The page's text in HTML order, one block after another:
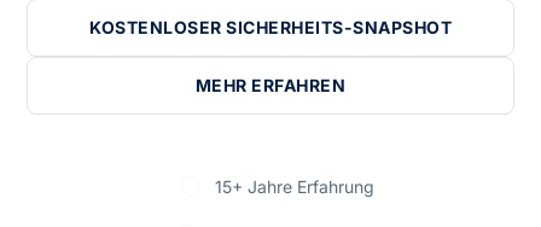
KOSTENLOSER SICHERHEITS-SNAPSHOT
MEHR ERFAHREN
15+ Jahre Erfahrung